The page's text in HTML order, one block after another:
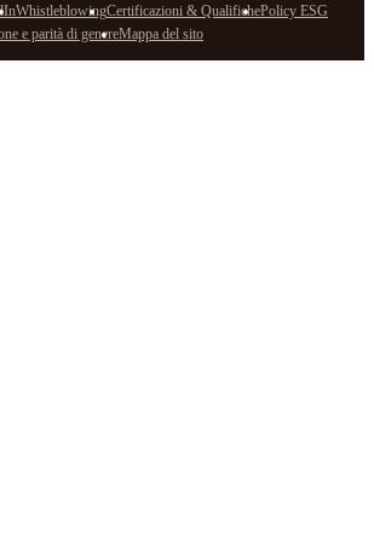
WhistleblowingCertificazioni & QualifichePolicy ESG
e parità di genereMappa del sito